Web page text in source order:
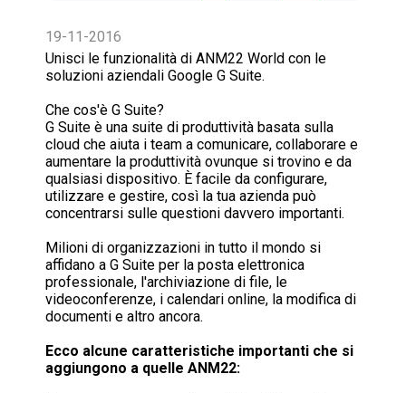
19-11-2016
Unisci le funzionalità di ANM22 World con le
soluzioni aziendali Google G Suite.
Che cos'è G Suite?
G Suite è una suite di produttività basata sulla
cloud che aiuta i team a comunicare, collaborare e
aumentare la produttività ovunque si trovino e da
qualsiasi dispositivo. È facile da configurare,
utilizzare e gestire, così la tua azienda può
concentrarsi sulle questioni davvero importanti.
Milioni di organizzazioni in tutto il mondo si
affidano a G Suite per la posta elettronica
professionale, l'archiviazione di file, le
videoconferenze, i calendari online, la modifica di
documenti e altro ancora.
Ecco alcune caratteristiche importanti che si
aggiungono a quelle ANM22: